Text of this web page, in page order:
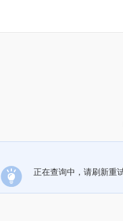
正在查询中，请刷新重